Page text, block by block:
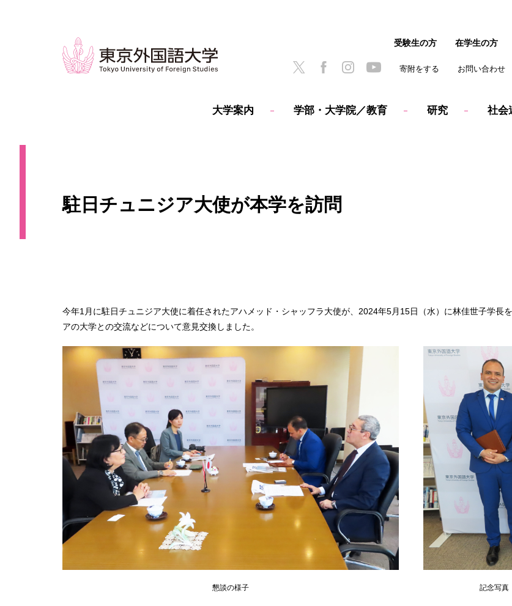
大学案内 学部・大学院／教育 研究 社会
寄附をする お問い合わせ
受験生の方 在学生の方
駐日チュニジア大使が本学を訪問
今年1月に駐日チュニジア大使に着任されたアハメッド・シャッフラ大使が、2024年5月15日（水）に林佳世子学長
アの大学との交流などについて意見交換しました。
懇談の様子 記念写真